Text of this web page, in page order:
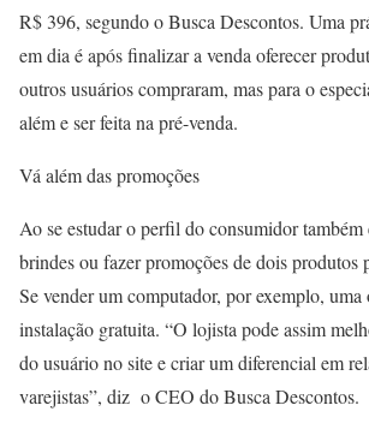
R$ 396, segundo o Busca Descontos. Uma
em dia é após finalizar a venda oferecer
outros usuários compraram, mas para o
além e ser feita na pré-venda.
Vá além das promoções
Ao se estudar o perfil do consumidor também
brindes ou fazer promoções de dois produtos
Se vender um computador, por exemplo, uma
instalação gratuita. “O lojista pode assim
do usuário no site e criar um diferencial em
varejistas”, diz o CEO do Busca Descontos.